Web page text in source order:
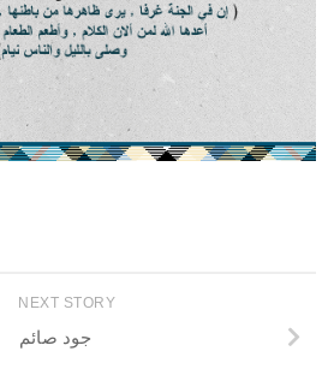
NEXT STORY
جود صائم